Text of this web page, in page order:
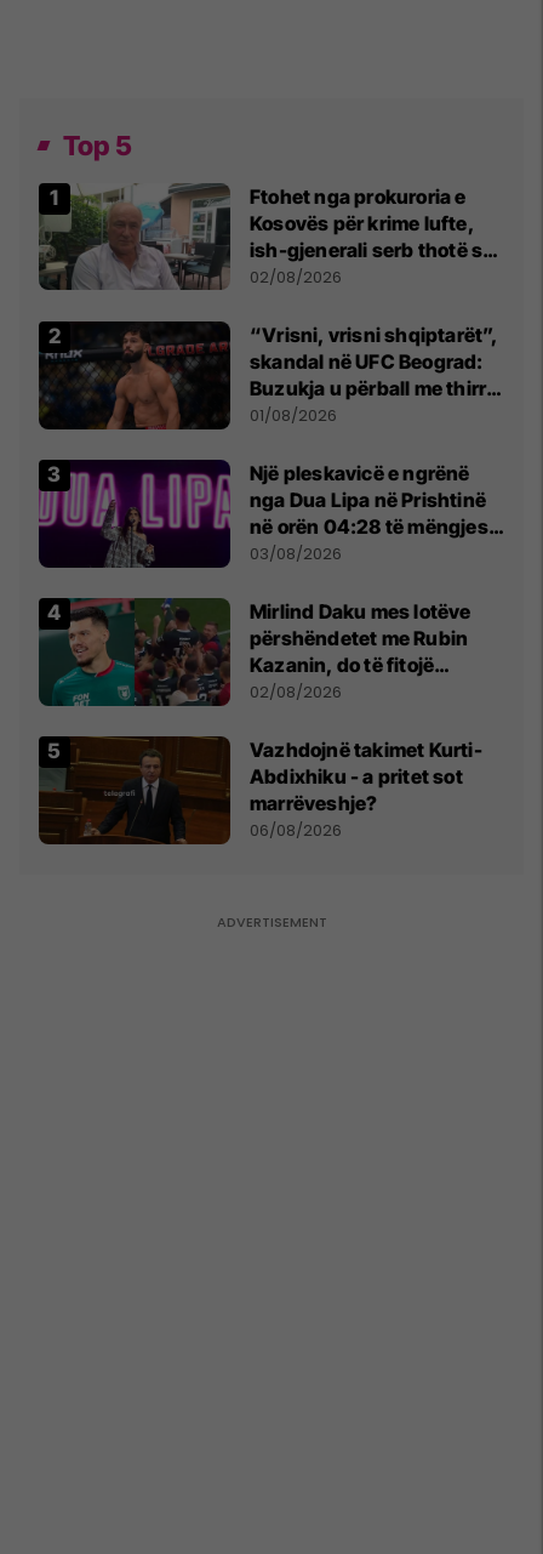
Top 5
Ftohet nga prokuroria e
Kosovës për krime lufte,
ish-gjenerali serb thotë se
dikush e tradhtoi në
02/08/2026
“Vrisni, vrisni shqiptarët”,
skandal në UFC Beograd:
Buzukja u përball me thirrje
anti-shqiptare nga
01/08/2026
Një pleskavicë e ngrënë
nga Dua Lipa në Prishtinë
në orën 04:28 të mëngjesit
- dhe bota digjitale serbe
03/08/2026
Mirlind Daku mes lotëve
përshëndetet me Rubin
Kazanin, do të fitojë
miliona te Spartak Moska
02/08/2026
Vazhdojnë takimet Kurti-
Abdixhiku - a pritet sot
marrëveshje?
06/08/2026